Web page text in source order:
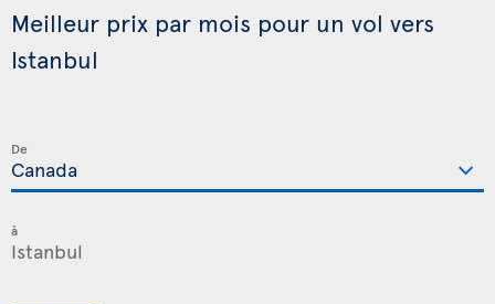
Meilleur prix par mois pour un vol vers
Istanbul
De
à